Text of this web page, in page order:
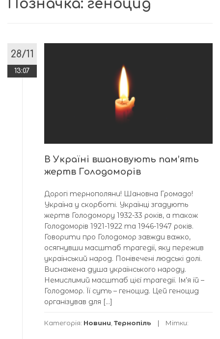
Позначка: геноцид
28/11
13:07
В Україні вшановують пам’ять
жертв Голодоморів
Дорогі тернополяни! Шановна Громадо!
Україна у скорботі. Українці згадують
жертв Голодомору 1932-33 років, а також
Голодоморів 1921-1922 та 1946-1947 років.
Говорити про Голодомор завжди важко,
осягнувши масштаб трагедії, яку пережив
український народ. Понівечені людські долі.
Виснажена душа українського народу.
Немислимий масштаб цієї трагедії. Ім’я їй –
Голодомор. Її суть – геноцид. Цей геноцид
організував для […]
Категорія: Новини, Тернопіль Мітки: